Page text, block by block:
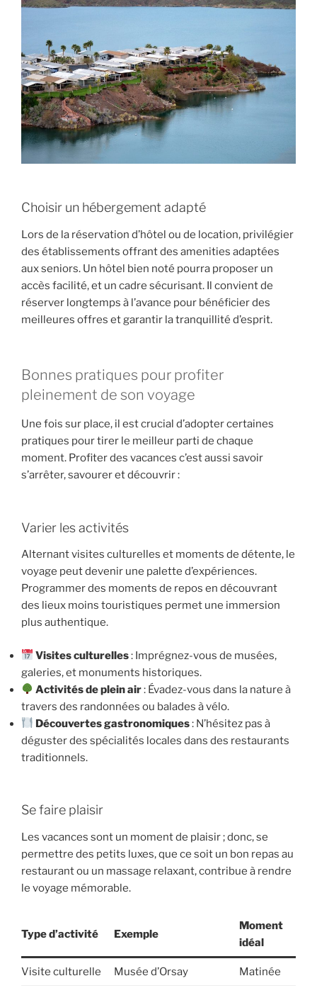
Choisir un hébergement adapté
Lors de la réservation d’hôtel ou de location, privilégier
des établissements offrant des amenities adaptées
aux seniors. Un hôtel bien noté pourra proposer un
accès facilité, et un cadre sécurisant. Il convient de
réserver longtemps à l’avance pour bénéficier des
meilleures offres et garantir la tranquillité d’esprit.
Bonnes pratiques pour profiter
pleinement de son voyage
Une fois sur place, il est crucial d’adopter certaines
pratiques pour tirer le meilleur parti de chaque
moment. Profiter des vacances c’est aussi savoir
s’arrêter, savourer et découvrir :
Varier les activités
Alternant visites culturelles et moments de détente, le
voyage peut devenir une palette d’expériences.
Programmer des moments de repos en découvrant
des lieux moins touristiques permet une immersion
plus authentique.
Visites culturelles: Imprégnez-vous de musées,
galeries, et monuments historiques.
Activités de plein air: Évadez-vous dans la nature à
travers des randonnées ou balades à vélo.
Découvertes gastronomiques: N’hésitez pas à
déguster des spécialités locales dans des restaurants
traditionnels.
Se faire plaisir
Les vacances sont un moment de plaisir ; donc, se
permettre des petits luxes, que ce soit un bon repas au
restaurant ou un massage relaxant, contribue à rendre
le voyage mémorable.
Type d’activité Exemple
Moment
idéal
Visite culturelle Musée d’Orsay Matinée